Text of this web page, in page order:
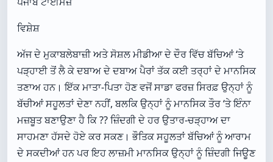
ਵਿਸ਼ੇਸ਼
ਅੱਜ ਦੇ ਮੁਕਾਬਲੇਬਾਜ਼ੀ ਅਤੇ ਸੋਸ਼ਲ ਮੀਡੀਆ ਦੇ ਦੌਰ ਵਿੱਚ ਬੱਚਿਆਂ ‘ਤੇ
ਪੜ੍ਹਾਈ ਤੋਂ ਲੈ ਕੇ ਦਬਾਅ ਦੇ ਦਬਾਅ ਪੈਰਾਂ ਤੱਕ ਕਈ ਤਰ੍ਹਾਂ ਦੇ ਮਾਨਸਿਕ
ਤਣਾਅ ਹਨ। ਇੱਕ ਮਾਤਾ-ਪਿਤਾ ਹੋਣ ਵਜੋਂ ਸਾਡਾ ਫਰਜ਼ ਸਿਰਫ਼ ਉਨ੍ਹਾਂ ਨੂੰ
ਬੱਚੀਆਂ ਸਹੂਲਤਾਂ ਦੇਣਾ ਨਹੀਂ, ਬਲਕਿ ਉਨ੍ਹਾਂ ਨੂੰ ਮਾਨਸਿਕ ਤੌਰ ‘ਤੇ ਇੰਨਾ
ਮਜ਼ਬੂਤ ਬਣਾਉਣਾ ਹੈ ਕਿ ?? ਜ਼ਿੰਦਗੀ ਦੇ ਹਰ ਉਤਾਰ-ਚੜ੍ਹਾਅ ਦਾ
ਸਾਹਮਣਾ ਹੱਸਦੇ ਹੋਏ ਕਰ ਸਕਣ। ਭੌਤਿਕ ਸਹੂਲਤਾਂ ਬੱਚਿਆਂ ਨੂੰ ਆਰਾਮ
ਦੇ ਸਕਦੀਆਂ ਹਨ ਪਰ ਇਹ ਲਾਜ਼ਮੀ ਮਾਨਸਿਕ ਉਨ੍ਹਾਂ ਨੂੰ ਜ਼ਿੰਦਗੀ ਜਿਊਣ